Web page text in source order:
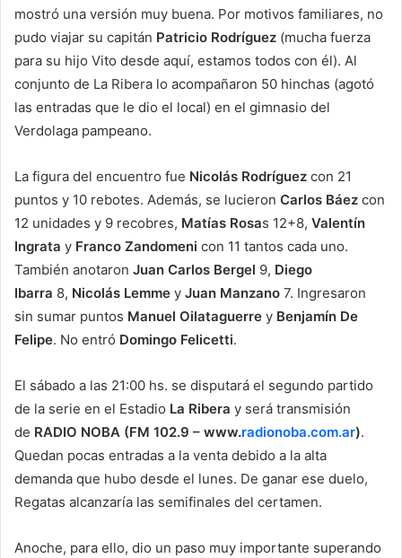
mostró una versión muy buena. Por motivos familiares, no
pudo viajar su capitán Patricio Rodríguez (mucha fuerza
para su hijo Vito desde aquí, estamos todos con él). Al
conjunto de La Ribera lo acompañaron 50 hinchas (agotó
las entradas que le dio el local) en el gimnasio del
Verdolaga pampeano.
La figura del encuentro fue Nicolás Rodríguez con 21
puntos y 10 rebotes. Además, se lucieron Carlos Báez con
12 unidades y 9 recobres, Matías Rosas 12+8, Valentín
Ingrata y Franco Zandomeni con 11 tantos cada uno.
También anotaron Juan Carlos Bergel 9, Diego
Ibarra 8, Nicolás Lemme y Juan Manzano 7. Ingresaron
sin sumar puntos Manuel Oilataguerre y Benjamín De
Felipe. No entró Domingo Felicetti.
El sábado a las 21:00 hs. se disputará el segundo partido
de la serie en el Estadio La Ribera y será transmisión
de RADIO NOBA (FM 102.9 – www.radionoba.com.ar).
Quedan pocas entradas a la venta debido a la alta
demanda que hubo desde el lunes. De ganar ese duelo,
Regatas alcanzaría las semifinales del certamen.
Anoche, para ello, dio un paso muy importante superando